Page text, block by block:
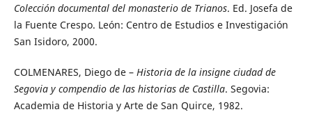
Colección documental del monasterio de Trianos. Ed. Josefa de
la Fuente Crespo. León: Centro de Estudios e Investigación
San Isidoro, 2000.
COLMENARES, Diego de – Historia de la insigne ciudad de
Segovia y compendio de las historias de Castilla. Segovia:
Academia de Historia y Arte de San Quirce, 1982.